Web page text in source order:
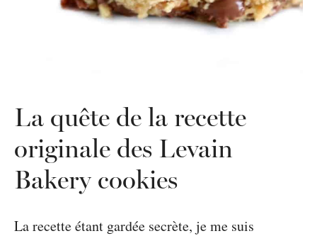
La quête de la recette
originale des Levain
Bakery cookies
La recette étant gardée secrète, je me suis